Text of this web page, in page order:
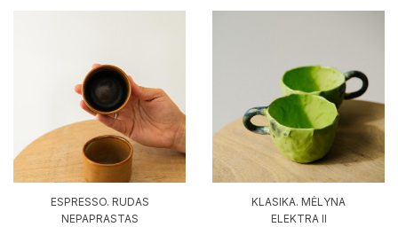
ESPRESSO. RUDAS
NEPAPRASTAS
KLASIKA. MĖLYNA
ELEKTRA II